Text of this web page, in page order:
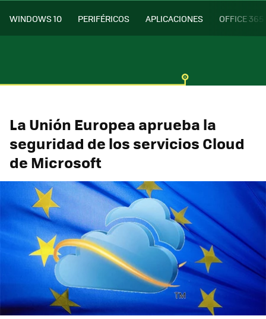
WINDOWS 10 PERIFÉRICOS APLICACIONES OFFICE 365
La Unión Europea aprueba la
seguridad de los servicios Cloud
de Microsoft